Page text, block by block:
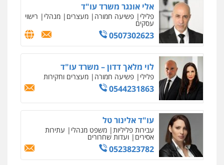
עו"ד זוהר ארבל
פלילי פשיעה חמורה מעצרים וחקירות
קטינים
0538788878
עו"ד אסף דוק
פלילי עבירות מין סמים והימורים
חמורה חקירות ומעצרים צווארון לבן והונאה
0526885006
אלי אונגר משרד עו"ד
פלילי פשיעה חמורה מעצרים מנהלי רישוי
עסקים
0507302623
לוי מלאך דדון – משרד עו"ד
פלילי פשיעה חמורה מעצרים וחקירות
0544231863
עו"ד אלינור טל
עבירות פליליות משפט מנהלי עתירות
אסירים ועדות שחרורים
0523823782